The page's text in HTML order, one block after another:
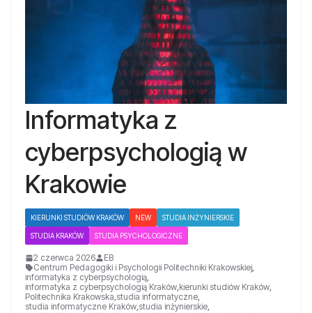
Informatyka z
cyberpsychologią w
Krakowie
KIERUNKI STUDIÓW KRAKÓW NEW STUDIA INŻYNIERSKIE
STUDIA KRAKÓW STUDIA PSYCHOLOGICZNE
2 czerwca 2026
EB
Centrum Pedagogiki i Psychologii Politechniki Krakowskiej,
informatyka z cyberpsychologią,
informatyka z cyberpsychologią Kraków,kierunki studiów Kraków,
Politechnika Krakowska,studia informatyczne,
studia informatyczne Kraków,studia inżynierskie,